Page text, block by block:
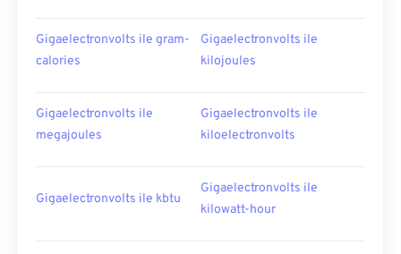
Gigaelectronvolts ile gram-
calories
Gigaelectronvolts ile
kilojoules
Gigaelectronvolts ile
megajoules
Gigaelectronvolts ile
kiloelectronvolts
Gigaelectronvolts ile kbtu
Gigaelectronvolts ile
kilowatt-hour